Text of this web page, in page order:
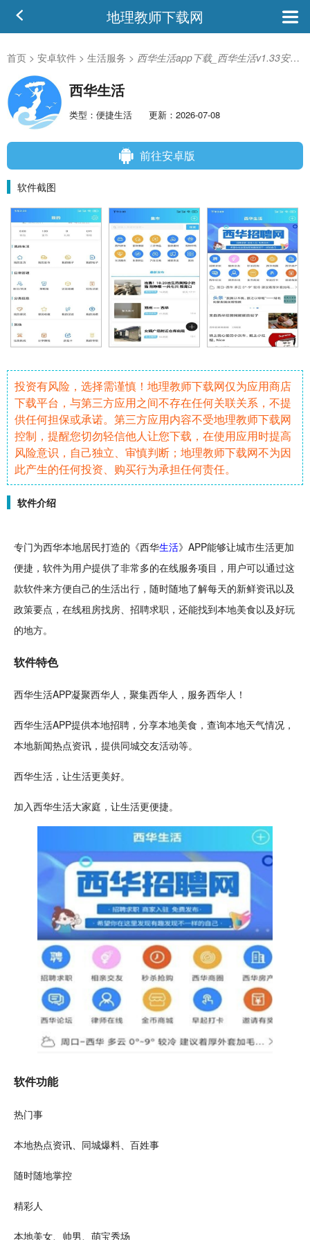
地理教师下载网
首页 > 安卓软件 > 生活服务 > 西华生活app下载_西华生活v1.33安卓版
西华生活
类型：便捷生活 更新：2026-07-08
前往安卓版
软件截图
投资有风险，选择需谨慎！地理教师下载网仅为应用商店
下载平台，与第三方应用之间不存在任何关联关系，不提
供任何担保或承诺。第三方应用内容不受地理教师下载网
控制，提醒您切勿轻信他人让您下载，在使用应用时提高
风险意识，自己独立、审慎判断；地理教师下载网不为因
此产生的任何投资、购买行为承担任何责任。
软件介绍
专门为西华本地居民打造的《西华生活》APP能够让城市生活更加
便捷， 软件为用户提供了非常多的在线服务项目，用户可以通过这
款软件来方便自己的生活出行 ， 随时随地了解每天的新鲜资讯以及
政策要点，在线租房找房、 招聘求职 ，还能找到本地美食以及好玩
的地方。
软件特色
西华生活APP凝聚西华人，聚集西华人，服务西华人！
西华生活APP提供本地招聘，分享本地美食，查询本地天气情况，
本地新闻热点资讯，提供同城交友活动等。
西华生活，让生活更美好。
加入西华生活大家庭，让生活更便捷。
软件功能
热门事
本地热点资讯、同城爆料、百姓事
随时随地掌控
精彩人
本地美女 、帅男、 萌宝秀场